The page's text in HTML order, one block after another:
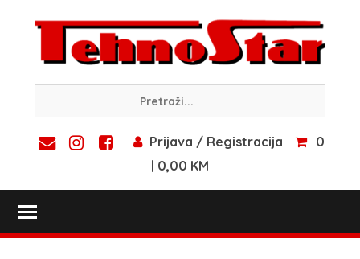
content
Prijava / Registracija
0
| 0,00 KM